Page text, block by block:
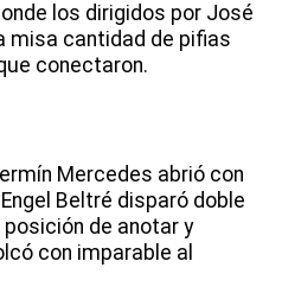
los dirigidos por José
misa cantidad de pifias
conectaron.
Mercedes abrió con
Beltré disparó doble
de anotar y
con imparable al